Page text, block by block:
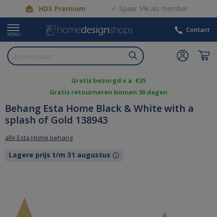
HDS Premium Spaar 5% als member
MENU
Contact
Gratis bezorgd v.a. €35
Gratis retourneren binnen 30 dagen
Behang Esta Home Black & White with a
splash of Gold 138943
alle Esta Home behang
Lagere prijs t/m 31 augustus